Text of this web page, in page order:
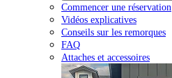
Commencer une réservation
Vidéos explicatives
Conseils sur les remorques
FAQ
Attaches et accessoires